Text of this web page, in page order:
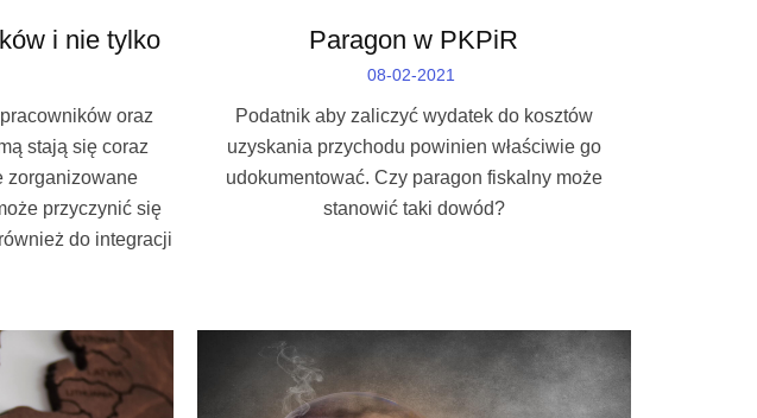
i nie tylko
oraz
stają się coraz
zorganizowane
przyczynić się
do integracji
Paragon w PKPiR
08-02-2021
Podatnik aby zaliczyć wydatek do kosztów
uzyskania przychodu powinien właściwie go
udokumentować. Czy paragon fiskalny może
stanowić taki dowód?